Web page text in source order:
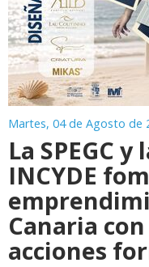
Martes, 04 de Agosto de
La SPEGC
INCYDE
Canaria
acciones